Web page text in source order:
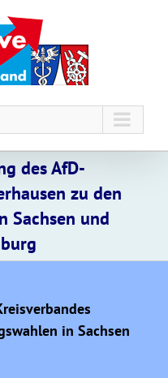
des AfD-
zu den
Sachsen und
in Sachsen